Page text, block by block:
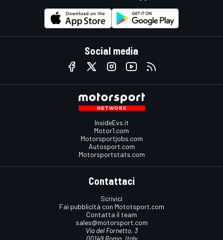
Social media
InsideEvs.it
Motor1.com
Motorsportjobs.com
Autosport.com
Motorsportstats.com
Contattaci
Scrivici
Fai pubblicità con Mototsport.com
Contatta il team
sales@motorsport.com
Via del Fornetto, 3
00149 Roma, Italy